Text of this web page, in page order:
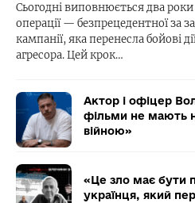
Сьогодні виповнюється два роки
операції — безпрецедентної за
кампанії, яка перенесла бойові
агресора. Цей крок…
Актор і офіцер
фільми не мають
війною»
«Це зло має бути
українця, який